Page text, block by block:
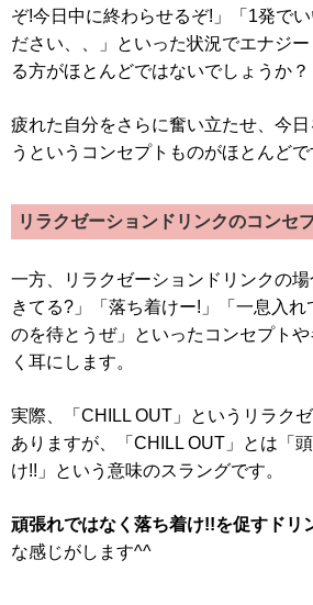
ぞ!今日中に終わらせるぞ!」「1発で
ださい、、」といった状況でエナジ
る方がほとんどではないでしょうか？
疲れた自分をさらに奮い立たせ、今
うというコンセプトものがほとんどで
リラクゼーションドリンクのコンセ
一方、リラクゼーションドリンクの
きてる?」「落ち着けー!」「一息入れ
のを待とうぜ」といったコンセプト
く耳にします。
実際、「CHILL OUT」というリラク
ありますが、「CHILL OUT」とは「
け!!」という意味のスラングです。
頑張れではなく落ち着け!!を促すドリ
な感じがします^^